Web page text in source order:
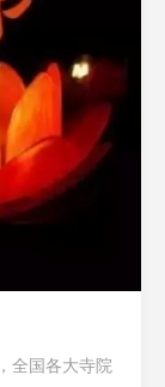
全国各大寺院